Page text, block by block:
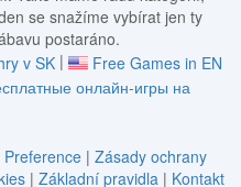
se snažíme vybírat jen ty
postaráno.
v SK |
Free Games in EN
онлайн-игры на
Preference | Zásady ochrany
| Základní pravidla | Kontakt